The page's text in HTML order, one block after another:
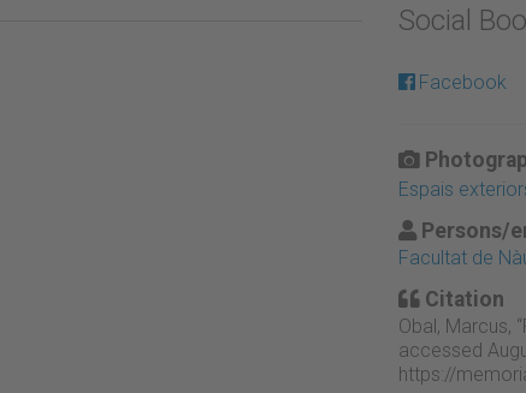
Social
Facebook
Espais
Persons/
Facultat de
Citation
Obal, Marcus,
accessed
https://